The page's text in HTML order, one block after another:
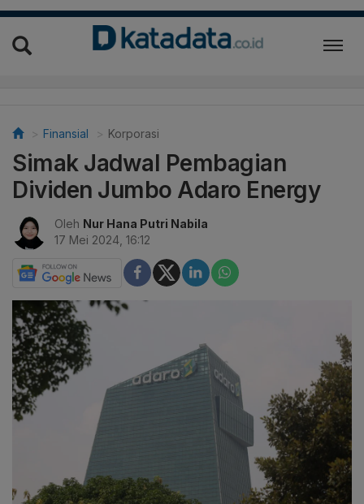
Finansial Korporasi
Simak Jadwal Pembagian
Dividen Jumbo Adaro Energy
Oleh Nur Hana Putri Nabila
17 Mei 2024, 16:12